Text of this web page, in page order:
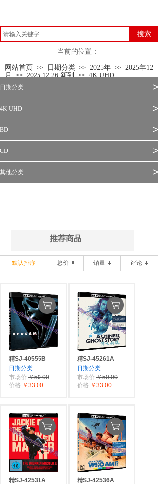
搜索
当前的位置：
网站首页 >> 日期分类 >> 2025年 >> 2025年12
月 >> 2025.12.26 新到 >> 4K UHD
日期分类 >
4K UHD >
BD >
CD >
其他分类 >
推荐商品
默认排序 总价 销量 评论
精SJ-40555B
日期分类 ...
市场价:￥50.00
价格: ￥33.00
精SJ-45261A
日期分类 ...
市场价:￥50.00
价格: ￥33.00
精SJ-42531A
精SJ-42536A